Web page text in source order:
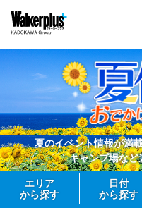
夏のイベント情報が満
キャンプ場な
エリア
から探す
日付
から探す